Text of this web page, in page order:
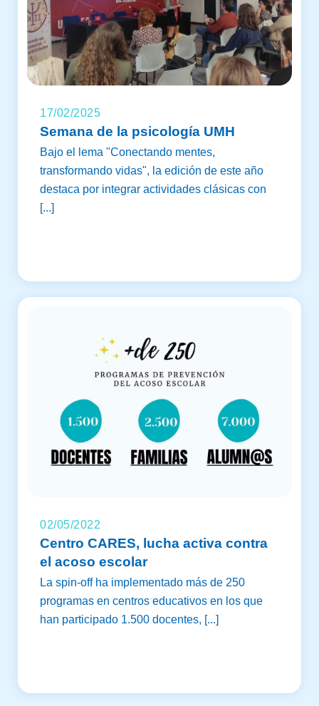
17/02/2025
Semana de la psicología UMH
Bajo el lema "Conectando mentes,
transformando vidas", la edición de este año
destaca por integrar actividades clásicas con
[...]
02/05/2022
Centro CARES, lucha activa contra
el acoso escolar
La spin-off ha implementado más de 250
programas en centros educativos en los que
han participado 1.500 docentes, [...]